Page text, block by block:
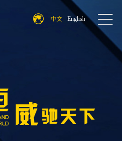
中文 English